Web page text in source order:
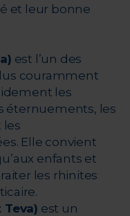
et leur bonne
) est l’un des
couramment
les
éternuements, les
les
Elle convient
enfants et
les rhinites
Teva) est un